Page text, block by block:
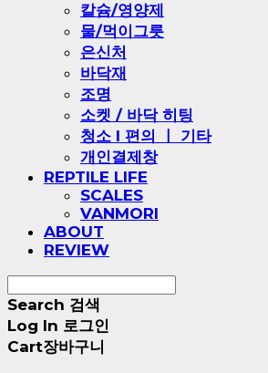
칼슘/영양제
물/먹이그릇
은신처
바닥재
조명
소켓 / 바닥 히팅
청소 l 편의 ㅣ 기타
개인결제창
REPTILE LIFE
SCALES
VANMORI
ABOUT
REVIEW
Search 검색
Log In 로그인
Cart장바구니